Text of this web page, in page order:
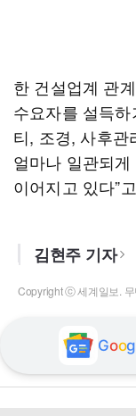
한 건설업계 관
수요자를 설득하
티, 조경, 사후관
얼마나 일관되
이어지고 있다”
김현주 기자
Copyright ⓒ 세계일보.
Goog